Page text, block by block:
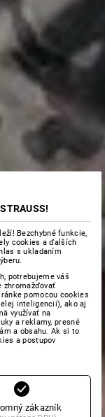
Bezchybné funkcie,
cookies a ďalších
s ukladaním
potrebujeme váš
zhromažďovať
pomocou cookies
inteligencii), ako aj
využívať na
a reklamy, presné
a obsahu. Ak si to
a postupov
zákazník